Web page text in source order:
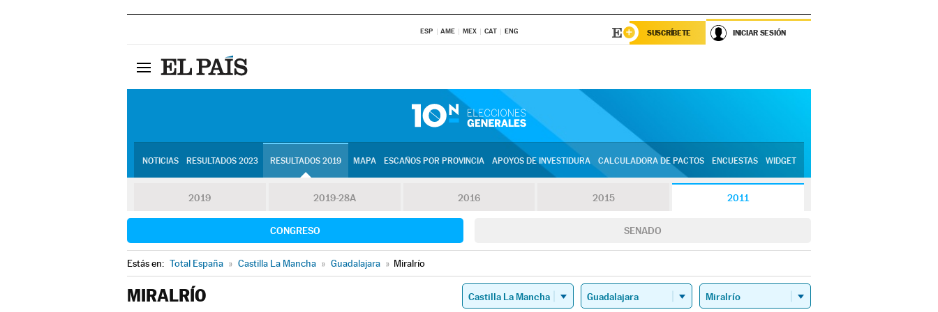
ESP AME MEX CAT ENG SUSCRÍBETE INICIAR SESIÓN
NOTICIAS RESULTADOS 2023 RESULTADOS 2019 MAPA ESCAÑOS POR PROVINCIA APOYOS DE INVESTIDURA CALCULADORA DE PACTOS ENCUESTAS WIDGET
2019 2019-28A 2016 2015 2011
CONGRESO SENADO
Estás en: Total España » Castilla La Mancha » Guadalajara » Miralrío
MIRALRÍO